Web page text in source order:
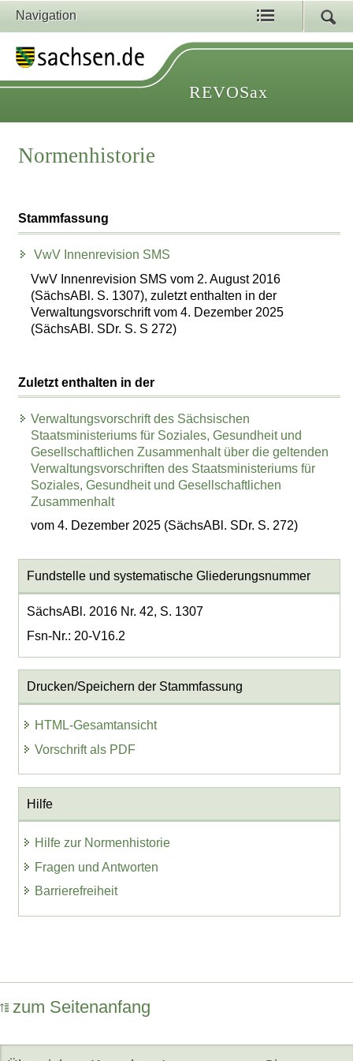
Navigation
REVOSax
Normenhistorie
Stammfassung
VwV Innenrevision SMS
VwV Innenrevision SMS vom 2. August 2016
(SächsABl. S. 1307), zuletzt enthalten in der
Verwaltungsvorschrift vom 4. Dezember 2025
(SächsABl. SDr. S. S 272)
Zuletzt enthalten in der
Verwaltungsvorschrift des Sächsischen
Staatsministeriums für Soziales, Gesundheit und
Gesellschaftlichen Zusammenhalt über die geltenden
Verwaltungsvorschriften des Staatsministeriums für
Soziales, Gesundheit und Gesellschaftlichen
Zusammenhalt
vom 4. Dezember 2025 (SächsABl. SDr. S. 272)
Fundstelle und systematische Gliederungsnummer
SächsABl. 2016 Nr. 42, S. 1307
Fsn-Nr.: 20-V16.2
Drucken/Speichern der Stammfassung
HTML-Gesamtansicht
Vorschrift als PDF
Hilfe
Hilfe zur Normenhistorie
Fragen und Antworten
Barrierefreiheit
zum Seitenanfang